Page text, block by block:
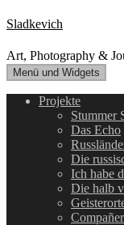
Zum
Inhalt
springen
Sladkevich
Art, Photography &
Menü und Widgets
Projekte
Stummer
Das Echo
Die
Ich habe
Die halb